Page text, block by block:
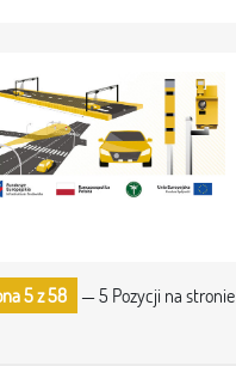
5 z 58 — 5 Pozycji na stronie